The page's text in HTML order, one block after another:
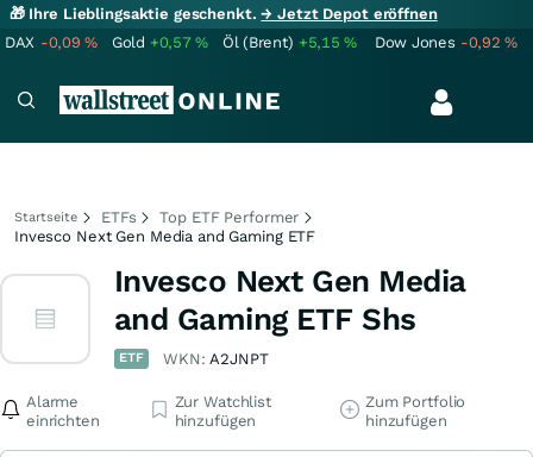
🎁 Ihre Lieblingsaktie geschenkt.→ Jetzt Depot eröffnen
DAX -0,09% Gold +0,57% Öl (Brent) +5,15% Dow Jones -0,92%
Startseite ETFs
Top ETF Performer
Invesco Next Gen Media and Gaming ETF
Invesco Next Gen Media
and Gaming ETF Shs
ETF WKN:A2JNPT
Alarme
einrichten
Zur Watchlist
hinzufügen
Zum Portfolio
hinzufügen